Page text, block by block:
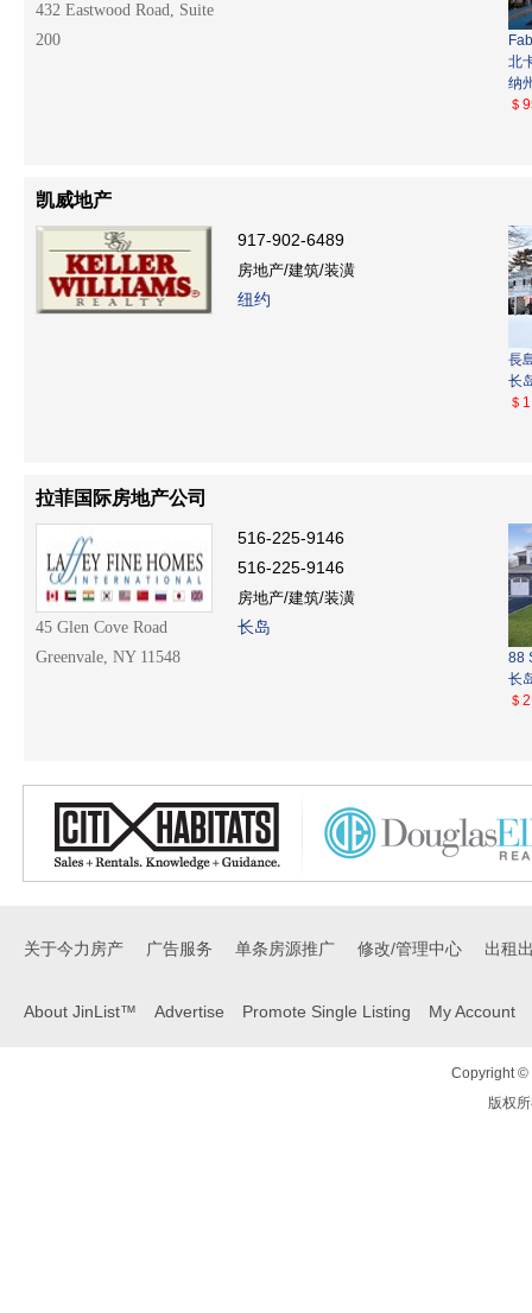
432 Eastwood Road, Suite
200
北
纳
＄
凯威地产
917-902-6489
房地产/建筑/装潢
纽约
長
长
＄
拉菲国际房地产公司
45 Glen Cove Road
Greenvale, NY 11548
516-225-9146
516-225-9146
房地产/建筑/装潢
长岛
88
长
＄
关于今力房产 广告服务 单条房源推广 修改/管理中心 出租
About JinList™ Advertise Promote Single Listing My Account
Copyright ©
版权